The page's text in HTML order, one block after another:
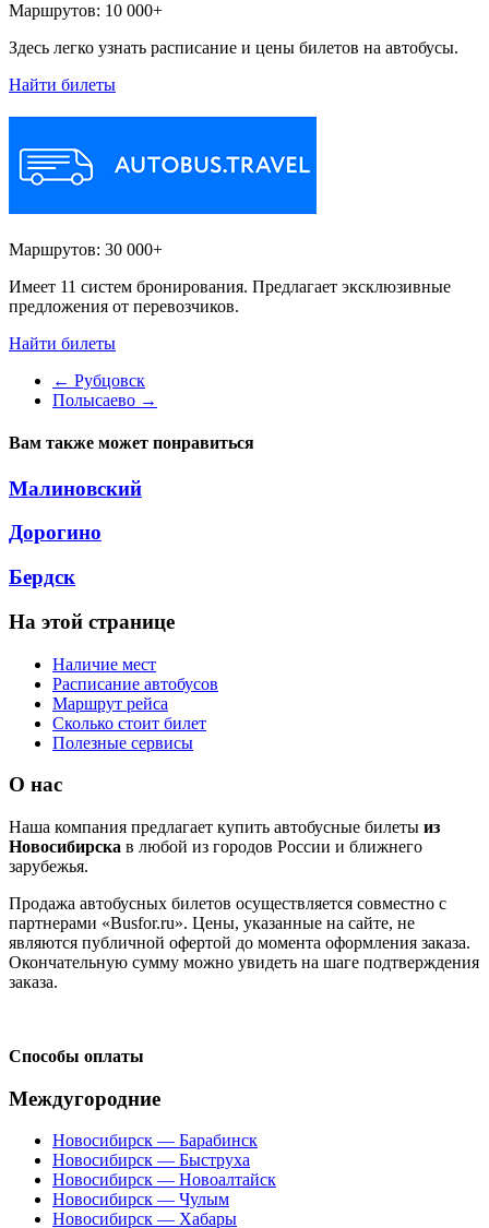
Маршрутов: 10 000+
Здесь легко узнать расписание и цены билетов на автобусы.
Найти билеты
Маршрутов: 30 000+
Имеет 11 систем бронирования. Предлагает эксклюзивные
предложения от перевозчиков.
Найти билеты
← Рубцовск
Полысаево →
Вам также может понравиться
Малиновский
Дорогино
Бердск
На этой странице
Наличие мест
Расписание автобусов
Маршрут рейса
Сколько стоит билет
Полезные сервисы
О нас
Наша компания предлагает купить автобусные билеты из
Новосибирска в любой из городов России и ближнего
зарубежья.
Продажа автобусных билетов осуществляется совместно с
партнерами «Busfor.ru». Цены, указанные на сайте, не
являются публичной офертой до момента оформления заказа.
Окончательную сумму можно увидеть на шаге подтверждения
заказа.
Способы оплаты
Междугородние
Новосибирск — Барабинск
Новосибирск — Быструха
Новосибирск — Новоалтайск
Новосибирск — Чулым
Новосибирск — Хабары